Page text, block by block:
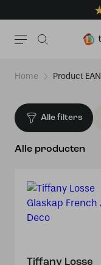
Home Product EAN
Alle filters
Alle producten
Tiffany Losse